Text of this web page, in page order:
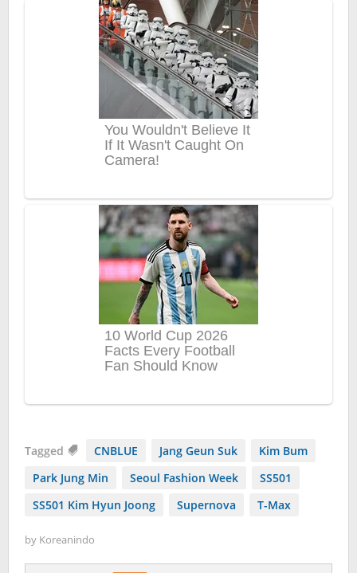
Tagged CNBLUE Jang Geun Suk
Kim Bum
Park Jung Min
Seoul Fashion Week
SS501
SS501 Kim Hyun Joong
Supernova T-Max
by Koreanindo